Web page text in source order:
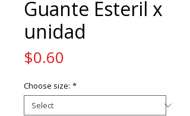
Guante Esteril x
unidad
$0.60
Choose size: *